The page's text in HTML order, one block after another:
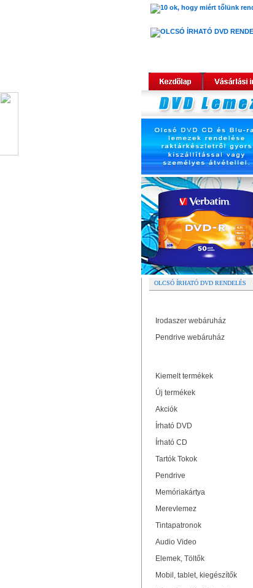
OLCSÓ ÍRHATÓ DVD RENDELÉS
Irodaszer webáruház
Pendrive webáruház
Kiemelt termékek
Új termékek
Akciók
Írható DVD
Írható CD
Tartók Tokok
Pendrive
Memóriakártya
Merevlemez
Tintapatronok
Audio Video
Elemek, Töltők
Mobil, tablet, kiegészítők